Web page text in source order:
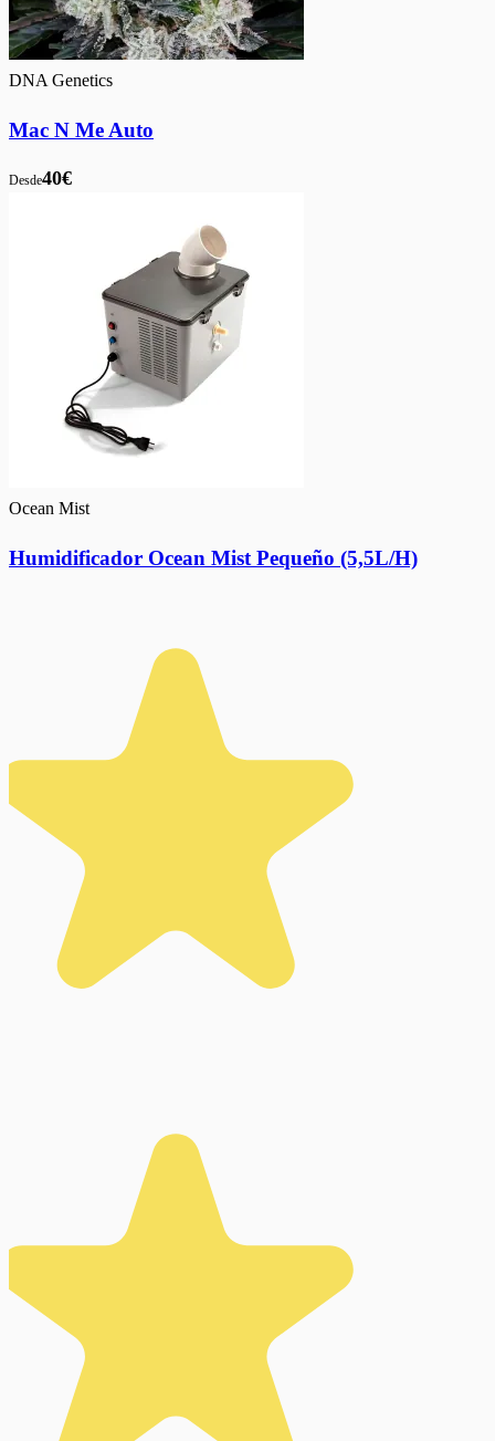
DNA Genetics
Mac N Me Auto
Desde40€
Ocean Mist
Humidificador Ocean Mist Pequeño (5,5L/H)